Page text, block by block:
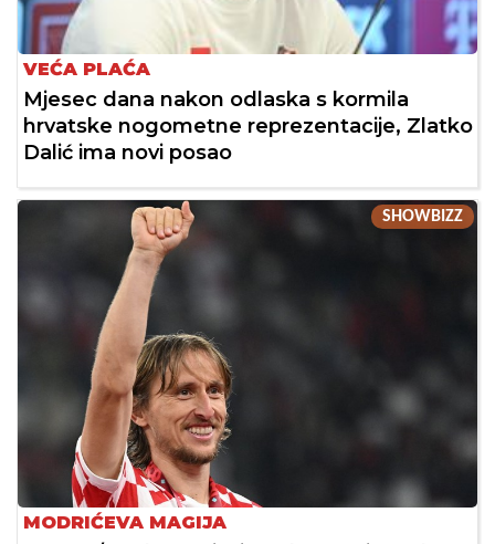
VEĆA PLAĆA
Mjesec dana nakon odlaska s kormila
hrvatske nogometne reprezentacije, Zlatko
Dalić ima novi posao
SHOWBIZZ
MODRIĆEVA MAGIJA